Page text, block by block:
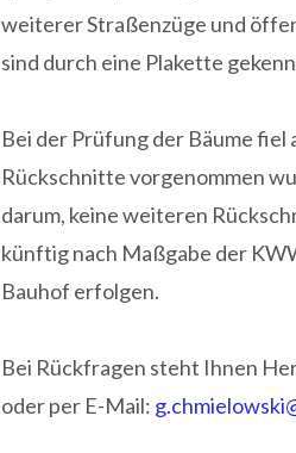
weiterer Straßenzüge und
sind durch eine Plakette
Bei der Prüfung der Bäume fiel
Rückschnitte vorgenommen
darum, keine weiteren
künftig nach Maßgabe der
Bauhof erfolgen.
Bei Rückfragen steht Ihnen
oder per E-Mail: